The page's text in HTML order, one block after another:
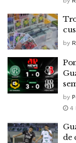
by
by
4
de